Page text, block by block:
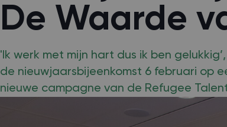
De Waarde
'Ik werk met mijn hart dus ik ben
de nieuwjaarsbijeenkomst 6 februari op
nieuwe campagne van de Refugee